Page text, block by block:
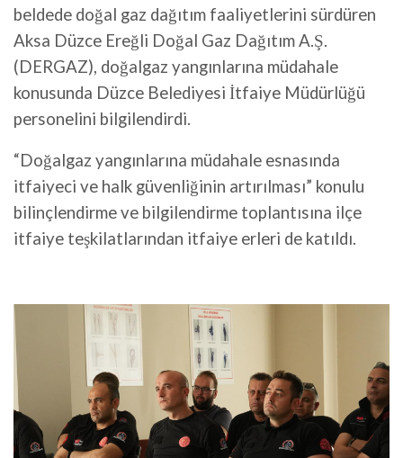
beldede doğal gaz dağıtım faaliyetlerini sürdüren
Aksa Düzce Ereğli Doğal Gaz Dağıtım A.Ş.
(DERGAZ), doğalgaz yangınlarına müdahale
konusunda Düzce Belediyesi İtfaiye Müdürlüğü
personelini bilgilendirdi.
“Doğalgaz yangınlarına müdahale esnasında
itfaiyeci ve halk güvenliğinin artırılması” konulu
bilinçlendirme ve bilgilendirme toplantısına ilçe
itfaiye teşkilatlarından itfaiye erleri de katıldı.